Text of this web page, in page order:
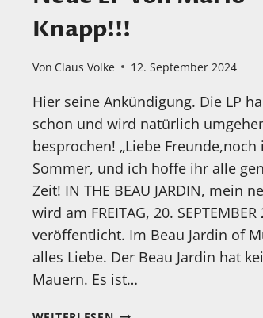
Knapp!!!
Von Claus Volke 12. September 2024
Hier seine Ankündigung. Die LP
schon und wird natürlich
besprochen! „Liebe Freunde,noch
Sommer, und ich hoffe ihr alle
Zeit! IN THE BEAU JARDIN, mein
wird am FREITAG, 20. SEPTEMBER
veröffentlicht. Im Beau Jardin of
alles Liebe. Der Beau Jardin hat
Mauern. Es ist…
NEUE